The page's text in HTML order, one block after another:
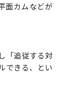
面カムなどが
「追従する対
できる、とい